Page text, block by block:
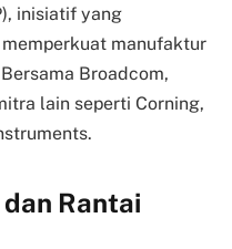
inisiatif yang
manufaktur
Broadcom,
lain seperti Corning,
Rantai